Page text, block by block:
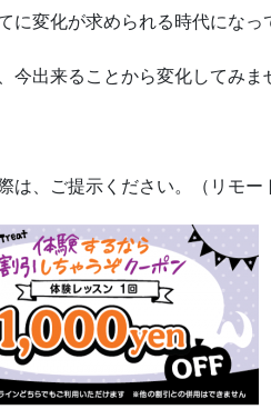
に変化が求められる時代になっ
今出来ることから変化してみま
は、ご提示ください。（リモー